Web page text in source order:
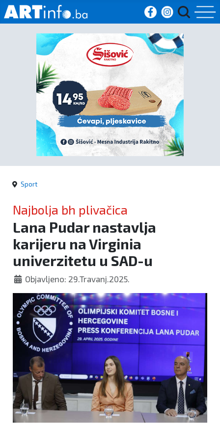
Početna
Vijesti
Sport
Kultura
Crna
kronika
Politika
Zanimljivosti
Sport
Najbolja bh plivačica
Lana Pudar nastavlja
karijeru na Virginia
univerzitetu u SAD-u
Objavljeno: 29.Travanj.2025.